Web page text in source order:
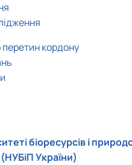
кордону
біоресурсів і
України)